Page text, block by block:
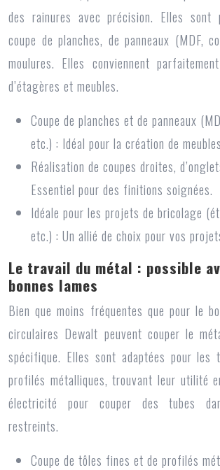
des rainures avec précision. Elles sont
coupe de planches, de panneaux (MDF,
moulures. Elles conviennent
d’étagères et meubles.
Coupe de planches et de panneaux
etc.) : Idéal pour la création de
Réalisation de coupes droites,
Essentiel pour des finitions soignées.
Idéale pour les projets de bricolage
etc.) : Un allié de choix pour vos
Le travail du métal : possible
bonnes lames
Bien que moins fréquentes que pour le
circulaires Dewalt peuvent couper le
spécifique. Elles sont adaptées pour
profilés métalliques, trouvant leur utilité
électricité pour couper des tubes
restreints.
Coupe de tôles fines et de profilés